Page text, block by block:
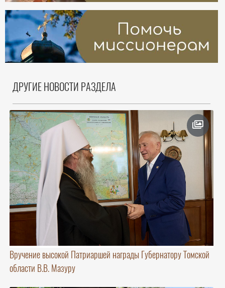
ДРУГИЕ НОВОСТИ РАЗДЕЛА
Вручение высокой Патриаршей награды Губернатору Томской
области В.В. Мазуру